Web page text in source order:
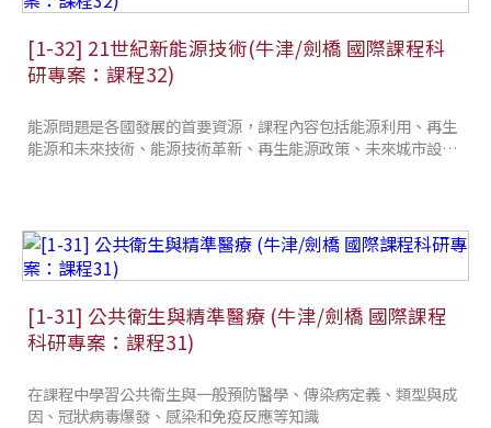
[1-32] 21世紀新能源技術(牛津/劍橋 國際課程科
研專案：課程32)
能源問題是各國發展的首要資源，課程內容包括能源利用、再生
能源和未來技術、能源技術革新、再生能源政策、未來城市設計
[1-31] 公共衛生與精準醫療 (牛津/劍橋 國際課程
科研專案：課程31)
在課程中學習公共衛生與一般預防醫學、傳染病定義、類型與成
因、冠狀病毒爆發、感染和免疫反應等知識